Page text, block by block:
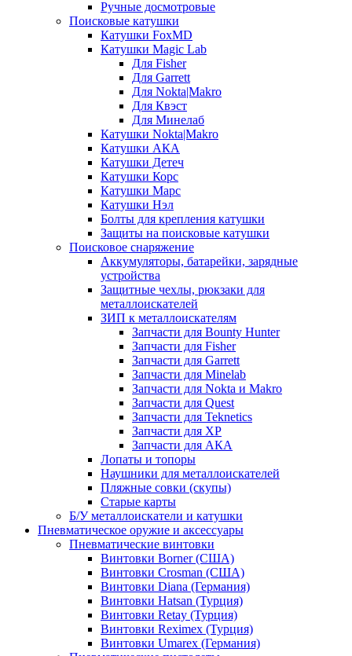
Ручные досмотровые
Поисковые катушки
Катушки FoxMD
Катушки Magic Lab
Для Fisher
Для Garrett
Для Nokta|Makro
Для Квэст
Для Минелаб
Катушки Nokta|Makro
Катушки АКА
Катушки Детеч
Катушки Корс
Катушки Марс
Катушки Нэл
Болты для крепления катушки
Защиты на поисковые катушки
Поисковое снаряжение
Аккумуляторы, батарейки, зарядные
устройства
Защитные чехлы, рюкзаки для
металлоискателей
ЗИП к металлоискателям
Запчасти для Bounty Hunter
Запчасти для Fisher
Запчасти для Garrett
Запчасти для Minelab
Запчасти для Nokta и Makro
Запчасти для Quest
Запчасти для Teknetics
Запчасти для XP
Запчасти для АКА
Лопаты и топоры
Наушники для металлоискателей
Пляжные совки (скупы)
Старые карты
Б/У металлоискатели и катушки
Пневматическое оружие и аксессуары
Пневматические винтовки
Винтовки Borner (США)
Винтовки Crosman (США)
Винтовки Diana (Германия)
Винтовки Hatsan (Турция)
Винтовки Retay (Турция)
Винтовки Reximex (Турция)
Винтовки Umarex (Германия)